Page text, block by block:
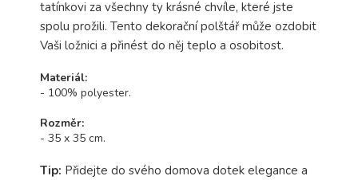
tatínkovi za všechny ty krásné chvíle, které jste
spolu prožili. Tento dekorační polštář může ozdobit
Vaši ložnici a přinést do něj teplo a osobitost.
Materiál:
- 100% polyester.
Rozměr:
- 35 x 35 cm.
Tip: Přidejte do svého domova dotek elegance a